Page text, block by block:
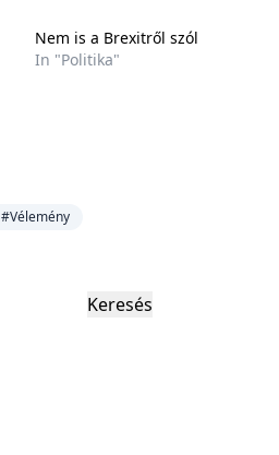
Nem is a Brexitről szól
In "Politika"
#Vélemény
Keresés